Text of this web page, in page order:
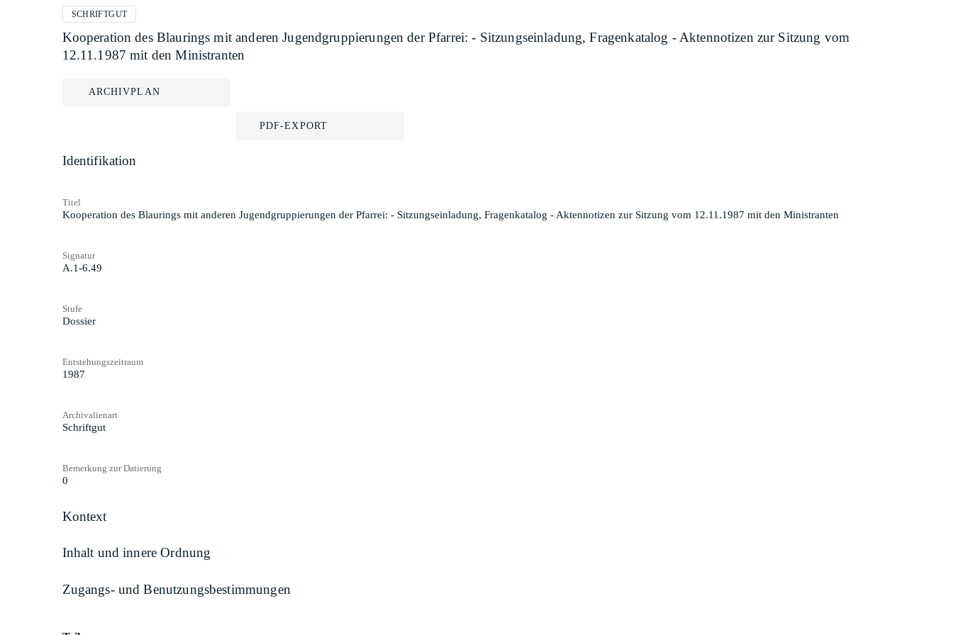
SCHRIFTGUT
Kooperation des Blaurings mit anderen Jugendgruppierungen der Pfarrei: - Sitzungseinladung, Fragenkatalog - Aktennotizen zur Sitzung vom
12.11.1987 mit den Ministranten
ARCHIVPLAN
PDF-EXPORT
Identifikation
Titel
Kooperation des Blaurings mit anderen Jugendgruppierungen der Pfarrei: - Sitzungseinladung, Fragenkatalog - Aktennotizen zur Sitzung vom 12.11.1987 mit den Ministranten
Signatur
A.1-6.49
Stufe
Dossier
Entstehungszeitraum
1987
Archivalienart
Schriftgut
Bemerkung zur Datierung
0
Kontext
Inhalt und innere Ordnung
Zugangs- und Benutzungsbestimmungen